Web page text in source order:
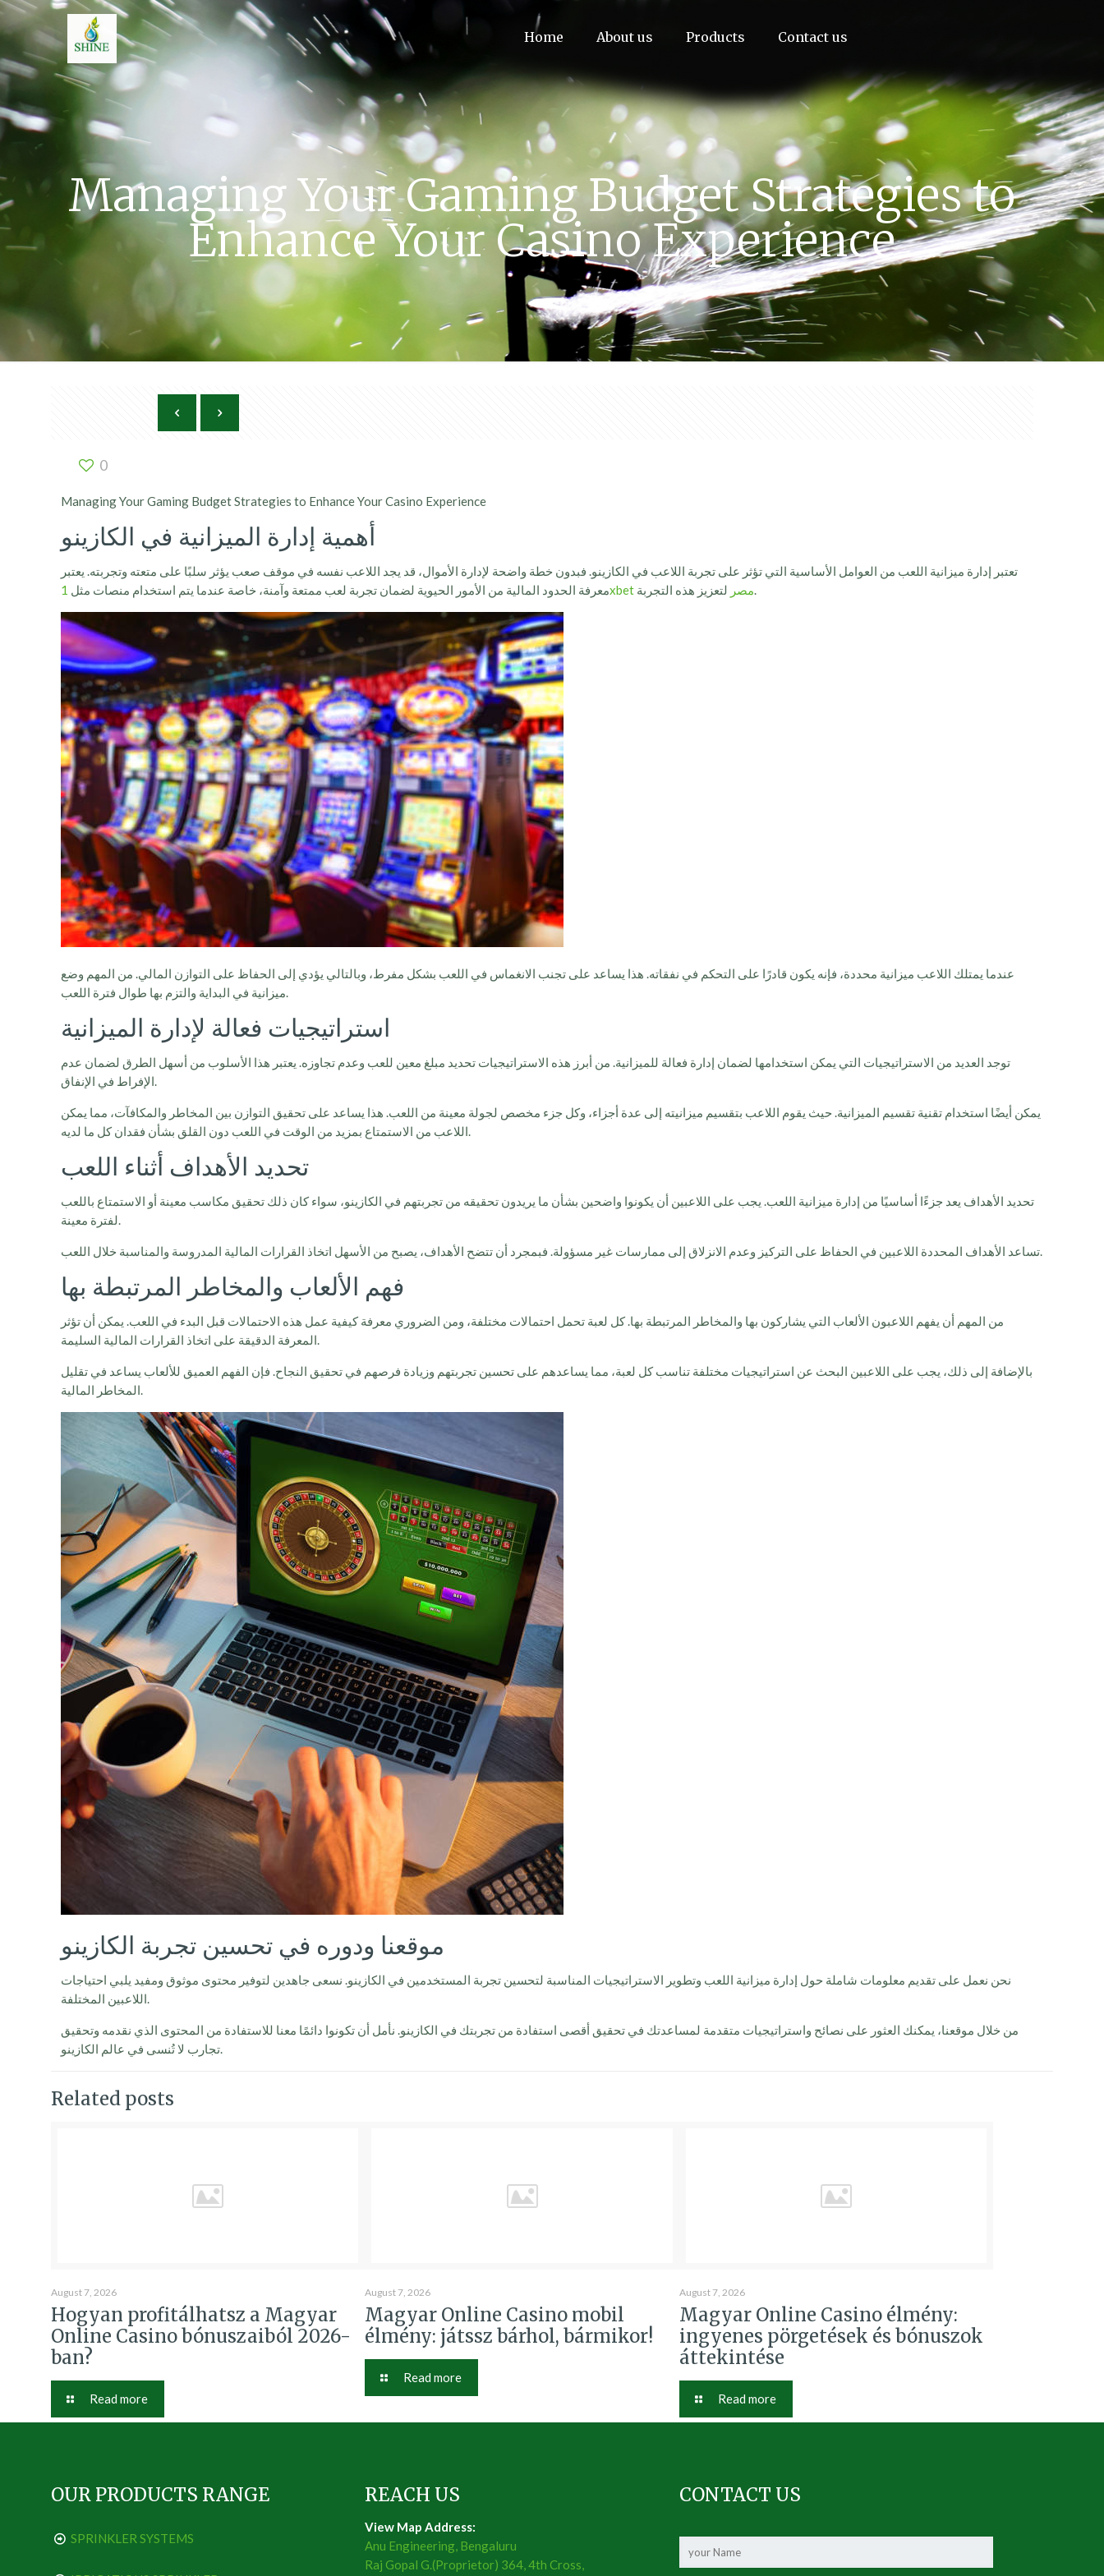
Home About us Products Contact us
Managing Your Gaming Budget Strategies to
Enhance Your Casino Experience
0
Managing Your Gaming Budget Strategies to Enhance Your Casino Experience
أهمية إدارة الميزانية في الكازينو
تعتبر إدارة ميزانية اللعب من العوامل الأساسية التي تؤثر على تجربة اللاعب في الكازينو. فبدون خطة واضحة لإدارة الأموال، قد يجد اللاعب نفسه في موقف صعب يؤثر سلبًا على متعته وتجربته. يعتبر
معرفة الحدود المالية من الأمور الحيوية لضمان تجربة لعب ممتعة وآمنة، خاصة عندما يتم استخدام منصات مثل
1xbet مصرلتعزيز هذه التجربة.
عندما يمتلك اللاعب ميزانية محددة، فإنه يكون قادرًا على التحكم في نفقاته. هذا يساعد على تجنب الانغماس في اللعب بشكل مفرط، وبالتالي يؤدي إلى الحفاظ على التوازن المالي. من المهم وضع
ميزانية في البداية والتزم بها طوال فترة اللعب.
استراتيجيات فعالة لإدارة الميزانية
توجد العديد من الاستراتيجيات التي يمكن استخدامها لضمان إدارة فعالة للميزانية. من أبرز هذه الاستراتيجيات تحديد مبلغ معين للعب وعدم تجاوزه. يعتبر هذا الأسلوب من أسهل الطرق لضمان عدم
الإفراط في الإنفاق.
يمكن أيضًا استخدام تقنية تقسيم الميزانية. حيث يقوم اللاعب بتقسيم ميزانيته إلى عدة أجزاء، وكل جزء مخصص لجولة معينة من اللعب. هذا يساعد على تحقيق التوازن بين المخاطر والمكافآت، مما يمكن
اللاعب من الاستمتاع بمزيد من الوقت في اللعب دون القلق بشأن فقدان كل ما لديه.
تحديد الأهداف أثناء اللعب
تحديد الأهداف يعد جزءًا أساسيًا من إدارة ميزانية اللعب. يجب على اللاعبين أن يكونوا واضحين بشأن ما يريدون تحقيقه من تجربتهم في الكازينو، سواء كان ذلك تحقيق مكاسب معينة أو الاستمتاع باللعب
لفترة معينة.
تساعد الأهداف المحددة اللاعبين في الحفاظ على التركيز وعدم الانزلاق إلى ممارسات غير مسؤولة. فبمجرد أن تتضح الأهداف، يصبح من الأسهل اتخاذ القرارات المالية المدروسة والمناسبة خلال اللعب.
فهم الألعاب والمخاطر المرتبطة بها
من المهم أن يفهم اللاعبون الألعاب التي يشاركون بها والمخاطر المرتبطة بها. كل لعبة تحمل احتمالات مختلفة، ومن الضروري معرفة كيفية عمل هذه الاحتمالات قبل البدء في اللعب. يمكن أن تؤثر
المعرفة الدقيقة على اتخاذ القرارات المالية السليمة.
بالإضافة إلى ذلك، يجب على اللاعبين البحث عن استراتيجيات مختلفة تناسب كل لعبة، مما يساعدهم على تحسين تجربتهم وزيادة فرصهم في تحقيق النجاح. فإن الفهم العميق للألعاب يساعد في تقليل
المخاطر المالية.
موقعنا ودوره في تحسين تجربة الكازينو
نحن نعمل على تقديم معلومات شاملة حول إدارة ميزانية اللعب وتطوير الاستراتيجيات المناسبة لتحسين تجربة المستخدمين في الكازينو. نسعى جاهدين لتوفير محتوى موثوق ومفيد يلبي احتياجات
اللاعبين المختلفة.
من خلال موقعنا، يمكنك العثور على نصائح واستراتيجيات متقدمة لمساعدتك في تحقيق أقصى استفادة من تجربتك في الكازينو. نأمل أن تكونوا دائمًا معنا للاستفادة من المحتوى الذي نقدمه وتحقيق
تجارب لا تُنسى في عالم الكازينو.
Related posts
August 7, 2026
Hogyan profitálhatsz a Magyar
Online Casino bónuszaiból 2026-
ban?
Read more
August 7, 2026
Magyar Online Casino mobil
élmény: játssz bárhol, bármikor!
Read more
August 7, 2026
Magyar Online Casino élmény:
ingyenes pörgetések és bónuszok
áttekintése
Read more
OUR PRODUCTS RANGE
SPRINKLER SYSTEMS
REACH US
View Map Address:
Anu Engineering, Bengaluru
Raj Gopal G.(Proprietor) 364, 4th Cross,
CONTACT US